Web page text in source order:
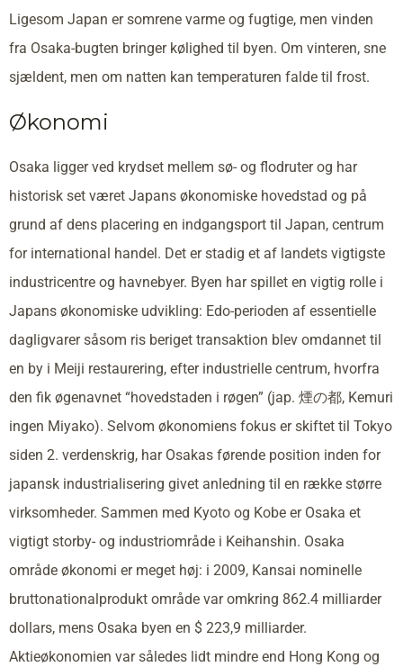
Ligesom Japan er somrene varme og fugtige, men vinden
fra Osaka-bugten bringer kølighed til byen. Om vinteren, sne
sjældent, men om natten kan temperaturen falde til frost.
Økonomi
Osaka ligger ved krydset mellem sø- og flodruter og har
historisk set været Japans økonomiske hovedstad og på
grund af dens placering en indgangsport til Japan, centrum
for international handel. Det er stadig et af landets vigtigste
industricentre og havnebyer. Byen har spillet en vigtig rolle i
Japans økonomiske udvikling: Edo-perioden af essentielle
dagligvarer såsom ris beriget transaktion blev omdannet til
en by i Meiji restaurering, efter industrielle centrum, hvorfra
den fik øgenavnet “hovedstaden i røgen” (jap. 煙の都, Kemuri
ingen Miyako). Selvom økonomiens fokus er skiftet til Tokyo
siden 2. verdenskrig, har Osakas førende position inden for
japansk industrialisering givet anledning til en række større
virksomheder. Sammen med Kyoto og Kobe er Osaka et
vigtigt storby- og industriområde i Keihanshin. Osaka
område økonomi er meget høj: i 2009, Kansai nominelle
bruttonationalprodukt område var omkring 862.4 milliarder
dollars, mens Osaka byen en $ 223,9 milliarder.
Aktieøkonomien var således lidt mindre end Hong Kong og